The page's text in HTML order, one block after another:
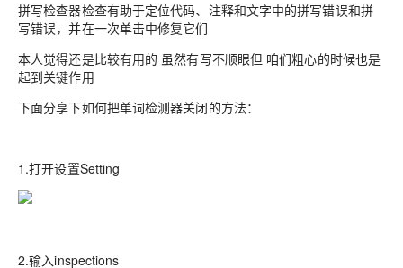
拼写检查器检查有助于定位代码、注释和文字中的拼写错误和拼
写错误，并在一次单击中修复它们
本人觉得还是比较有用的 虽然有写不顺眼但 咱们粗心的时候也是
起到关键作用
下面分享下如何把单词检测器关闭的方法：
1.打开设置Setting
2.输入inspections